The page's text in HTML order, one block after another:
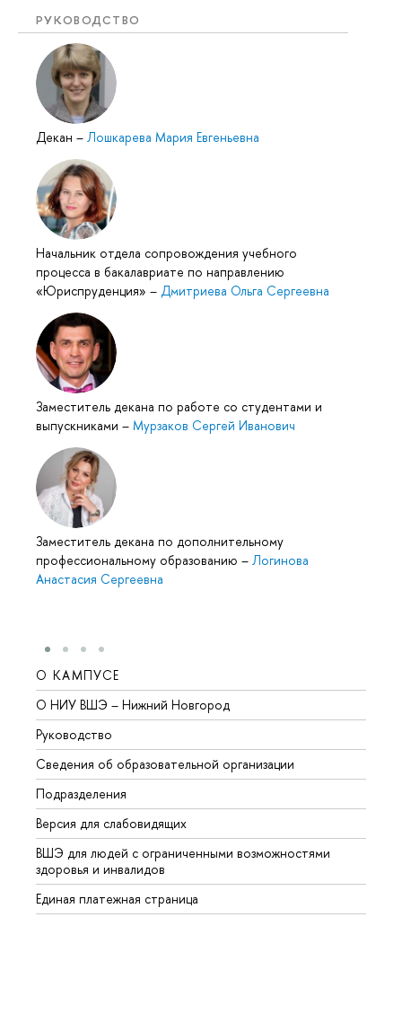
РУКОВОДСТВО
Декан – Лошкарева Мария Евгеньевна
Начальник отдела сопровождения учебного
процесса в бакалавриате по направлению
«Юриспруденция» – Дмитриева Ольга Сергеевна
Заместитель декана по работе со студентами и
выпускниками – Мурзаков Сергей Иванович
Заместитель декана по дополнительному
профессиональному образованию – Логинова
Анастасия Сергеевна
О КАМПУСЕ
О НИУ ВШЭ – Нижний Новгород
Руководство
Сведения об образовательной организации
Подразделения
Версия для слабовидящих
ВШЭ для людей с ограниченными возможностями
здоровья и инвалидов
Единая платежная страница